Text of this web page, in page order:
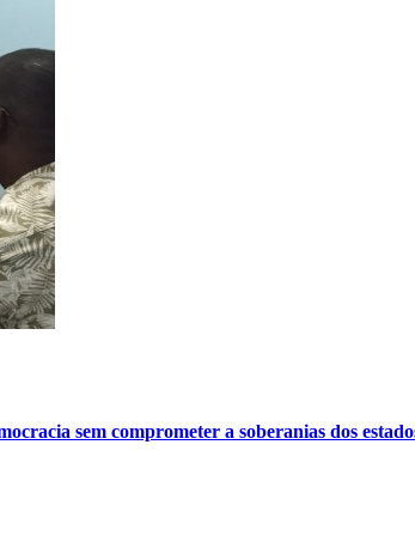
sem comprometer a soberanias dos